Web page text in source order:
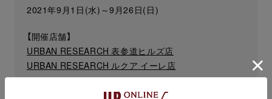
2021年9月1日(水)～9月26日(日)
【開催店舗】
URBAN RESEARCH 表参道ヒルズ店
URBAN RESEARCH ルクア イーレ店
【価格】 ※2021年9月1日(水)より